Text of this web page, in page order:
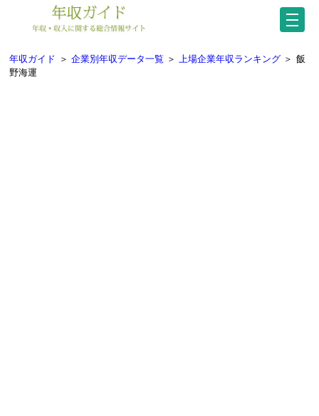
年収ガイド ＞ 企業別年収データ一覧 ＞ 上場企業年収ランキング ＞ 飯
野海運